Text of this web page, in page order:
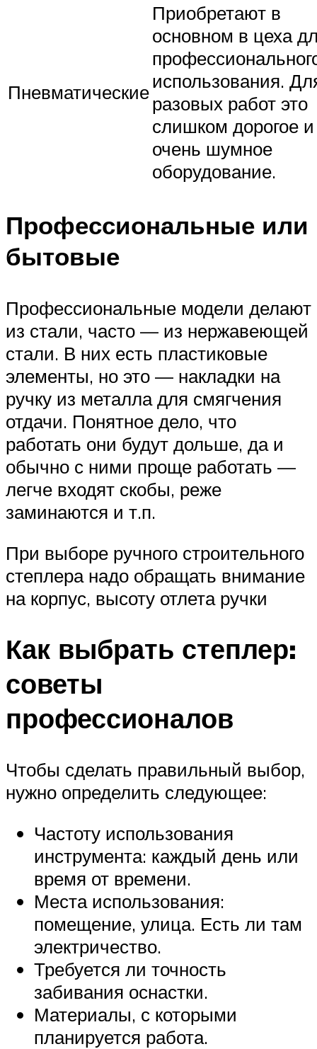
Пневматические
Приобретают в
основном в цеха
использования.
разовых работ это
слишком дорогое и
очень шумное
оборудование.
Профессиональные или
бытовые
Профессиональные модели делают
из стали, часто — из нержавеющей
стали. В них есть пластиковые
элементы, но это — накладки на
ручку из металла для смягчения
отдачи. Понятное дело, что
работать они будут дольше, да и
обычно с ними проще работать —
легче входят скобы, реже
заминаются и т.п.
При выборе ручного строительного
степлера надо обращать внимание
на корпус, высоту отлета ручки
Как выбрать степлер:
советы
профессионалов
Чтобы сделать правильный выбор,
нужно определить следующее:
Частоту использования
инструмента: каждый день или
время от времени.
Места использования:
помещение, улица. Есть ли там
электричество.
Требуется ли точность
забивания оснастки.
Материалы, с которыми
планируется работа.